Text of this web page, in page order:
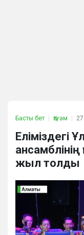
Басты бет Қоғам
Еліміздегі
жыл толды